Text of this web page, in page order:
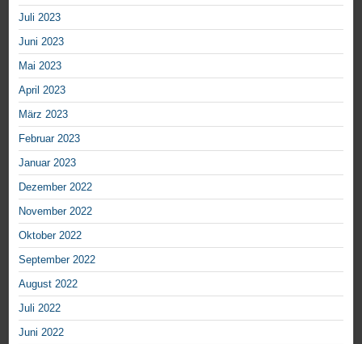
Juli 2023
Juni 2023
Mai 2023
April 2023
März 2023
Februar 2023
Januar 2023
Dezember 2022
November 2022
Oktober 2022
September 2022
August 2022
Juli 2022
Juni 2022